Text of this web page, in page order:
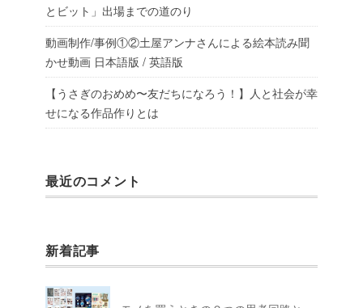
とビット」出場までの道のり
動画制作/事例①②土屋アンナさんによる絵本読み聞
かせ動画 日本語版 / 英語版
【うさぎのおめめ〜友だちになろう！】人と社会が幸
せになる作品作りとは
最近のコメント
新着記事